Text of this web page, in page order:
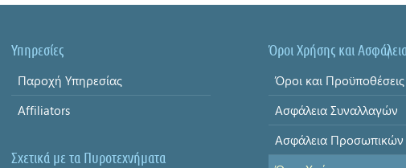
Υπηρεσίες
Παροχή Υπηρεσίας
Affiliators
Σχετικά με τα Πυροτεχνήματα
Όροι Χρήσης και
Ασφάλεια Συναλλαγών